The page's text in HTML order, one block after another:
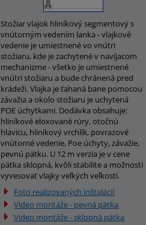
Stožiar vlajok hliníkový segmentový s
vnútorným vedením lanka - vlajkové
vedenie je umiestnené vo vnútri
stožiaru, kde je zachytené v navíjacom
mechanizme - všetko je umiestnené
vnútri stožiaru a bude chránená pred
krádeži. Vlajka je ťahaná bane pomocou
závažia a okolo stožiaru je uchytená
POE úchytkami. Dodávka obsahuje:
hliníkové eloxované rúry, otočnú
hlavicu, hliníkový vrchlík, povrazové
vnútorné vedenie, Poe úchyty, závažie,
pevnú pätku. U 12 m verzia je v cene
pätka sklopná, kvôli stabilite a možnosti
vyvesovať vlajky veľkých veľkostí.
Foto realizovaných inštalácií
Video montáže - pevná pätka
Video montáže - sklopná pätka